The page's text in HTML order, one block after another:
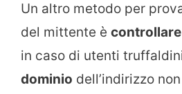
Un altro metodo per
del mittente è controllare
in caso di utenti
dominio dell’indirizzo